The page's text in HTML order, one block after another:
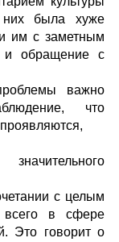
них была хуже
им с заметным
и обращение с
важно
что
с целым
всего в сфере
Это говорит о